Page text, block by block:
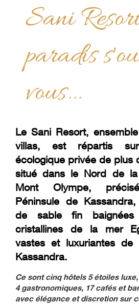
Sani
paradis
vous...
Le Sani Resort,
villas, est répartis
écologique privée de plus
situé dans le Nord de
Mont Olympe,
Péninsule de
de sable fin
cristallines de la mer
vastes et luxuriantes de
Kassandra.
Ce sont cinq hôtels 5 étoiles
4 gastronomiques, 17 cafés et
avec élégance et discretion sur